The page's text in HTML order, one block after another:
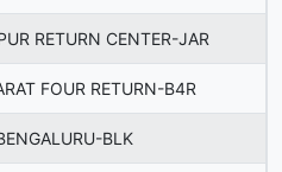
RETURN CENTER-JAR
FOUR RETURN-B4R
BLK